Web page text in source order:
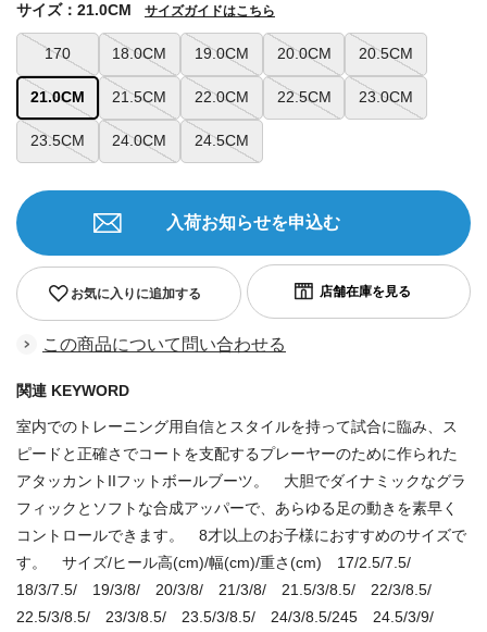
170 18.0CM 19.0CM 20.0CM 20.5CM
21.0CM 21.5CM 22.0CM 22.5CM 23.0CM
23.5CM 24.0CM 24.5CM
サイズ：21.0CM サイズガイドはこちら
お気に入りに追加する
入荷お知らせを申込む
この商品について問い合わせる
関連 KEYWORD
室内でのトレーニング用自信とスタイルを持って試合に臨み、ス
ピードと正確さでコートを支配するプレーヤーのために作られた
アタッカントIIフットボールブーツ。 大胆でダイナミックなグラ
フィックとソフトな合成アッパーで、あらゆる足の動きを素早く
コントロールできます。 8才以上のお子様におすすめのサイズで
す。 サイズ/ヒール高(cm)/幅(cm)/重さ(cm) 17/2.5/7.5/
18/3/7.5/ 19/3/8/ 20/3/8/ 21/3/8/ 21.5/3/8.5/ 22/3/8.5/
22.5/3/8.5/ 23/3/8.5/ 23.5/3/8.5/ 24/3/8.5/245 24.5/3/9/